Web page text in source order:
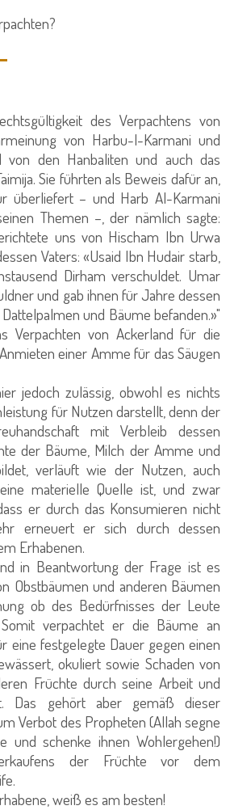
des Verpachtens von
von Harbu-l-Karmani und
von den Hanbaliten und auch das
Sie führten als Beweis dafür an,
überliefert – und Harb Al-Karmani
Themen –, der nämlich sagte:
uns von Hischam Ibn Urwa
Vaters: «Usaid Ibn Hudair starb,
Dirham verschuldet. Umar
und gab ihnen für Jahre dessen
und Bäume befanden.»"
Verpachten von Ackerland für die
einer Amme für das Säugen
jedoch zulässig, obwohl es nichts
für Nutzen darstellt, denn der
mit Verbleib dessen
der Bäume, Milch der Amme und
verläuft wie der Nutzen, auch
materielle Quelle ist, und zwar
er durch das Konsumieren nicht
erneuert er sich durch dessen
Erhabenen.
in Beantwortung der Frage ist es
Obstbäumen und anderen Bäumen
ob des Bedürfnisses der Leute
verpachtet er die Bäume an
eine festgelegte Dauer gegen einen
okuliert sowie Schaden von
Früchte durch seine Arbeit und
Das gehört aber gemäß dieser
Verbot des Propheten (Allah segne
und schenke ihnen Wohlergehen!)
der Früchte vor dem
weiß es am besten!